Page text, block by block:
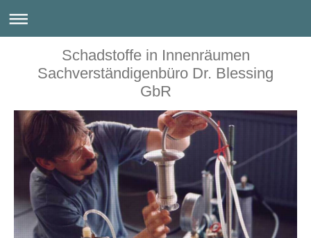
Schadstoffe in Innenräumen
Sachverständigenbüro Dr. Blessing
GbR